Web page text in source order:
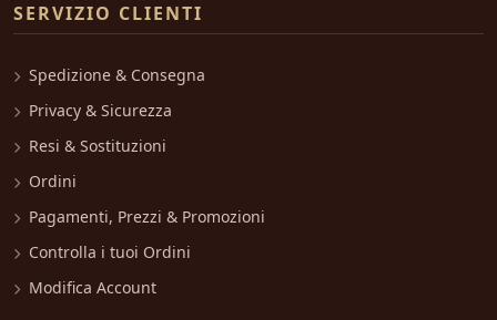
SERVIZIO CLIENTI
Spedizione & Consegna
Privacy & Sicurezza
Resi & Sostituzioni
Ordini
Pagamenti, Prezzi & Promozioni
Controlla i tuoi Ordini
Modifica Account